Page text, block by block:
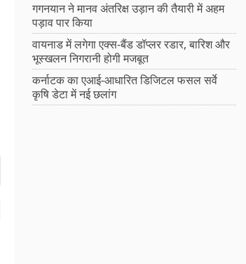
गगनयान ने मानव अंतरिक्ष उड़ान की तैयारी में अहम
पड़ाव पार किया
वायनाड में लगेगा एक्स-बैंड डॉप्लर रडार, बारिश और
भूस्खलन निगरानी होगी मजबूत
कर्नाटक का एआई-आधारित डिजिटल फसल सर्वे
कृषि डेटा में नई छलांग